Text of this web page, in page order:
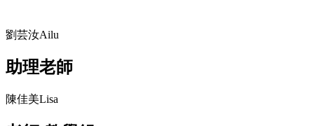
劉芸汝Ailu
助理老師
陳佳美Lisa